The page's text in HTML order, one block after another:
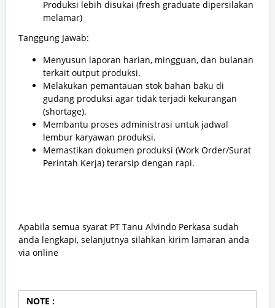
Produksi lebih disukai (fresh graduate dipersilakan
melamar)
Tanggung Jawab:
Menyusun laporan harian, mingguan, dan bulanan
terkait output produksi.
Melakukan pemantauan stok bahan baku di
gudang produksi agar tidak terjadi kekurangan
(shortage).
Membantu proses administrasi untuk jadwal
lembur karyawan produksi.
Memastikan dokumen produksi (Work Order/Surat
Perintah Kerja) terarsip dengan rapi.
Apabila semua syarat PT Tanu Alvindo Perkasa sudah
anda lengkapi, selanjutnya silahkan kirim lamaran anda
via online
NOTE :